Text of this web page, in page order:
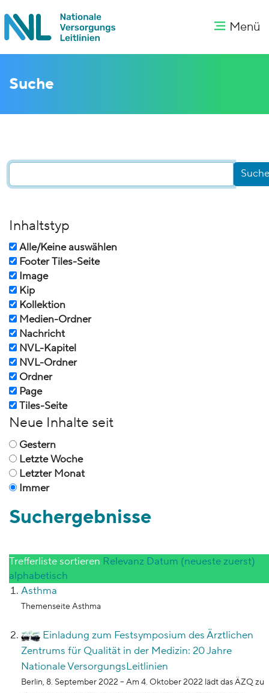
Menü
Suche
Inhaltstyp
Alle/Keine auswählen
Footer Tiles-Seite
Image
Kip
Kollektion
Medien-Ordner
Nachricht
NVL-Kapitel
NVL-Ordner
Ordner
Page
Tiles-Seite
Neue Inhalte seit
Gestern
Letzte Woche
Letzter Monat
Immer
Suchergebnisse
Trefferliste sortieren Relevanz Datum (neueste zuerst)
alphabetisch
Asthma
Themenseite Asthma
Einladung zum Festsymposium des Ärztlichen
Zentrums für Qualität in der Medizin: 20 Jahre
Nationale VersorgungsLeitlinien
Berlin, 8. September 2022 – Am 4. Oktober 2022 lädt das ÄZQ zu